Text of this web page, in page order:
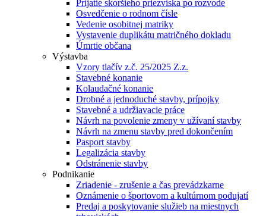
Prijatie skoršieho priezviska po rozvode
Osvedčenie o rodnom čísle
Vedenie osobitnej matriky
Vystavenie duplikátu matričného dokladu
Úmrtie občana
Výstavba
Vzory tlačív z.č. 25/2025 Z.z.
Stavebné konanie
Kolaudačné konanie
Drobné a jednoduché stavby, prípojky
Stavebné a udržiavacie práce
Návrh na povolenie zmeny v užívaní stavby
Návrh na zmenu stavby pred dokončením
Pasport stavby
Legalizácia stavby
Odstránenie stavby
Podnikanie
Zriadenie - zrušenie a čas prevádzkarne
Oznámenie o športovom a kultúrnom podujatí
Predaj a poskytovanie služieb na miestnych